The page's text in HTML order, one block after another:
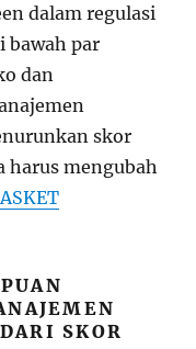
dalam regulasi
bawah par
dan
skor
harus mengubah
SKOR